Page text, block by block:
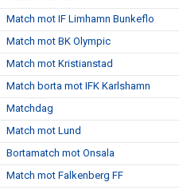
Match mot IF Limhamn Bunkeflo
Match mot BK Olympic
Match mot Kristianstad
Match borta mot IFK Karlshamn
Matchdag
Match mot Lund
Bortamatch mot Onsala
Match mot Falkenberg FF